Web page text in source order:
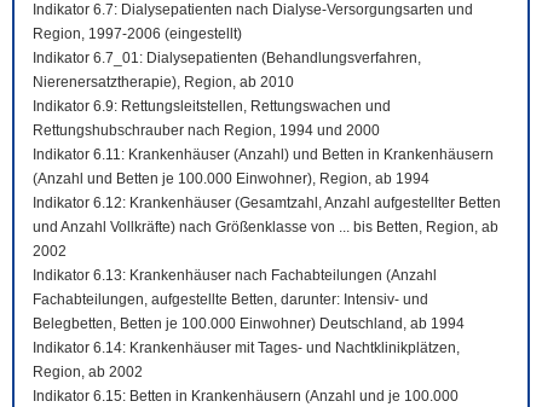
Indikator 6.7: Dialysepatienten nach Dialyse-Versorgungsarten und
Region, 1997-2006 (eingestellt)
Indikator 6.7_01: Dialysepatienten (Behandlungsverfahren,
Nierenersatztherapie), Region, ab 2010
Indikator 6.9: Rettungsleitstellen, Rettungswachen und
Rettungshubschrauber nach Region, 1994 und 2000
Indikator 6.11: Krankenhäuser (Anzahl) und Betten in Krankenhäusern
(Anzahl und Betten je 100.000 Einwohner), Region, ab 1994
Indikator 6.12: Krankenhäuser (Gesamtzahl, Anzahl aufgestellter Betten
und Anzahl Vollkräfte) nach Größenklasse von ... bis Betten, Region, ab
2002
Indikator 6.13: Krankenhäuser nach Fachabteilungen (Anzahl
Fachabteilungen, aufgestellte Betten, darunter: Intensiv- und
Belegbetten, Betten je 100.000 Einwohner) Deutschland, ab 1994
Indikator 6.14: Krankenhäuser mit Tages- und Nachtklinikplätzen,
Region, ab 2002
Indikator 6.15: Betten in Krankenhäusern (Anzahl und je 100.000